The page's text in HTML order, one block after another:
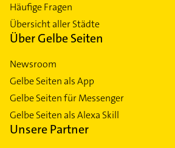
Häufige Fragen
Übersicht aller Städte
Über Gelbe Seiten
Newsroom
Gelbe Seiten als App
Gelbe Seiten für Messenger
Gelbe Seiten als Alexa Skill
Unsere Partner